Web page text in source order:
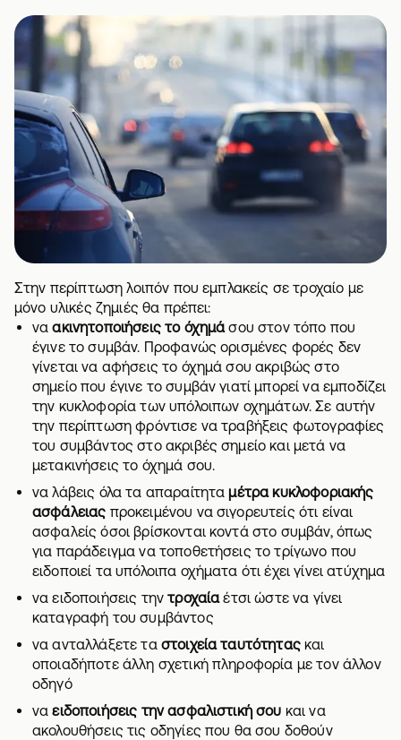
Στην περίπτωση λοιπόν που εμπλακείς σε τροχαίο με
μόνο υλικές ζημιές θα πρέπει:
ναακινητοποιήσεις το όχημάσου στον τόπο που
έγινε το συμβάν. Προφανώς ορισμένες φορές δεν
γίνεται να αφήσεις το όχημά σου ακριβώς στο
σημείο που έγινε το συμβάν γιατί μπορεί να εμποδίζει
την κυκλοφορία των υπόλοιπων οχημάτων. Σε αυτήν
την περίπτωση φρόντισε να τραβήξεις φωτογραφίες
του συμβάντος στο ακριβές σημείο και μετά να
μετακινήσεις το όχημά σου.
να λάβεις όλα τα απαραίτηταμέτρα κυκλοφοριακής
ασφάλειας προκειμένου να σιγορευτείς ότι είναι
ασφαλείς όσοι βρίσκονται κοντά στο συμβάν, όπως
για παράδειγμα να τοποθετήσεις το τρίγωνο που
ειδοποιεί τα υπόλοιπα οχήματα ότι έχει γίνει ατύχημα
να ειδοποιήσεις τηντροχαίαέτσι ώστε να γίνει
καταγραφή του συμβάντος
να ανταλλάξετε τα στοιχεία ταυτότηταςκαι
οποιαδήποτε άλλη σχετική πληροφορία με τον άλλον
οδηγό
ναειδοποιήσεις την ασφαλιστική σου και να
ακολουθήσεις τις οδηγίες που θα σου δοθούν